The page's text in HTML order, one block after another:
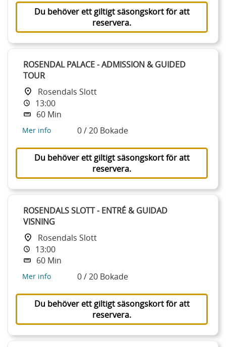
Du behöver ett giltigt säsongskort för att
reservera.
ROSENDAL PALACE - ADMISSION & GUIDED
TOUR
Rosendals Slott
13:00
60 Min
Mer info 0 / 20 Bokade
Du behöver ett giltigt säsongskort för att
reservera.
ROSENDALS SLOTT - ENTRÉ & GUIDAD
VISNING
Rosendals Slott
13:00
60 Min
Mer info 0 / 20 Bokade
Du behöver ett giltigt säsongskort för att
reservera.